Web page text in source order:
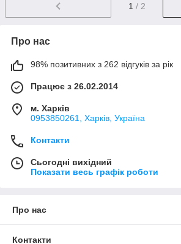
1 / 2
Про нас
98% позитивних з 262 відгуків за рік
Працює з 26.02.2014
м. Харків
0953850261, Харків, Україна
Контакти
Сьогодні вихідний
Показати весь графік роботи
Про нас
Контакти